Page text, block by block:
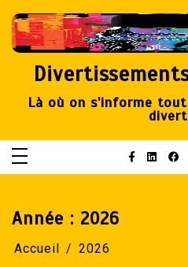
contenu
Là où on s'informe
Année : 2026
Accueil 2026